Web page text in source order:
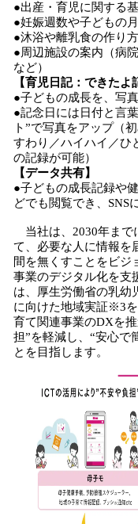
●出産・育児に関する
●妊娠週数や子どもの
●沐浴や離乳食の作り
●周辺施設の案内（病
など）
【育児日記：できたよ
●子どもの成長を、写
●記念日には日付と言
ト”で写真をアップ（
すわり／ハイハイ／ひ
の記録が可能）
【データ共有】
●子どもの成長記録や
どでも閲覧でき、SNS
当社は、2030年まで
て、必要な人に情報を
間を無くすことをビジ
事業のデジタル化を
は、厚生労働省の乳幼
に向けた地域実証※3
育て関連事業のDXを
担”を軽減し、“安心で
とを目指します。